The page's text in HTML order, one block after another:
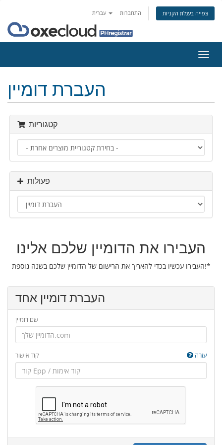
התחברות צפייה בעגלת הקניות
ניווט
העברת דומיין
קטגוריות
פעולות
העבירו את הדומיין שלכם אלינו
העבירו עכשיו בכדי להאריך את הרישום של הדומיין שלכם בשנה נוספת!*
העברת דומיין אחד
שם דומיין
קוד אישור עזרה